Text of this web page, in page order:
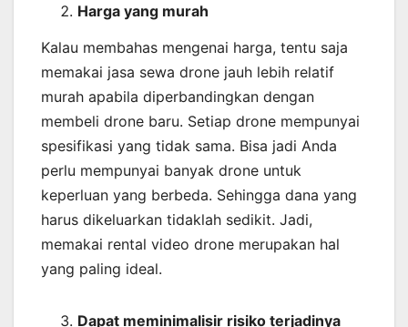
Harga yang murah
Kalau membahas mengenai harga, tentu saja
memakai jasa sewa drone jauh lebih relatif
murah apabila diperbandingkan dengan
membeli drone baru. Setiap drone mempunyai
spesifikasi yang tidak sama. Bisa jadi Anda
perlu mempunyai banyak drone untuk
keperluan yang berbeda. Sehingga dana yang
harus dikeluarkan tidaklah sedikit. Jadi,
memakai rental video drone merupakan hal
yang paling ideal.
Dapat meminimalisir risiko terjadinya